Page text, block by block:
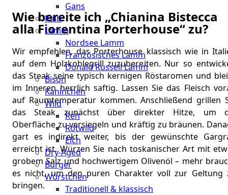
Gans
Kalb
Lamm
Nordsee Lamm
Französisches Lamm
Donald Russell Lamm
Bison
Kaninchen
Wild
Reh
Rotwild
Elch
Dry-Aged
Burger
Würstchen
Traditionell & klassisch
Wie bereite ich „Chianina Bistecca
alla Fiorentina Porterhouse“ zu?
Wir empfehlen, das Porterhouse klassisch wie in
auf dem Holzkohlegrill zuzubereiten. Nur so
das Steak seine typisch kernigen Röstaromen und
im Inneren herrlich saftig. Lassen Sie das Fleisch
auf Raumtemperatur kommen. Anschließend grillen
das Steak zunächst über direkter Hitze, um
Oberfläche zu versiegeln und kräftig zu bräunen.
gart es indirekt weiter, bis der gewünschte
erreicht ist. Würzen Sie nach toskanischer Art mit
grobem Salz und hochwertigem Olivenöl – mehr
es nicht, um den puren Charakter voll zur Geltung
bringen.